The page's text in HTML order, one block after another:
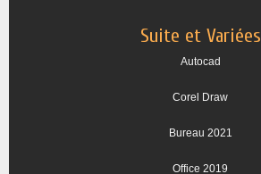
Suite et Variées
Autocad
Corel Draw
Bureau 2021
Office 2019